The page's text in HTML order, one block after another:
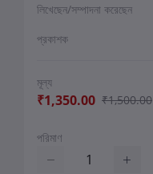
লিখেছেন/সম্পাদনা করেছেন
প্রকাশক
মূল্য
₹1,350.00 ₹1,500.00
পরিমাণ